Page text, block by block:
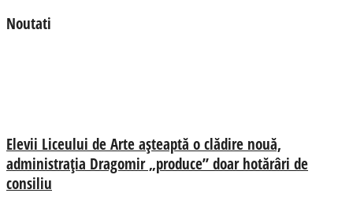
Noutati
Elevii Liceului de Arte așteaptă o clădire nouă,
administrația Dragomir „produce” doar hotărâri de
consiliu